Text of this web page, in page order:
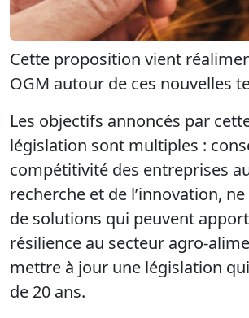
Cette proposition vient
OGM autour de ces nouvelles
Les objectifs annoncés par
législation sont multiples :
compétitivité des entreprises
recherche et de l’innovation,
de solutions qui peuvent
résilience au secteur agro-
mettre à jour une législation
de 20 ans.